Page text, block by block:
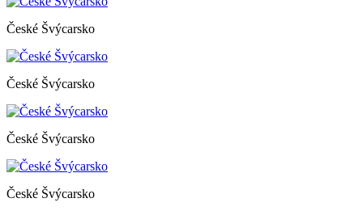
České Švýcarsko
České Švýcarsko
České Švýcarsko
České Švýcarsko